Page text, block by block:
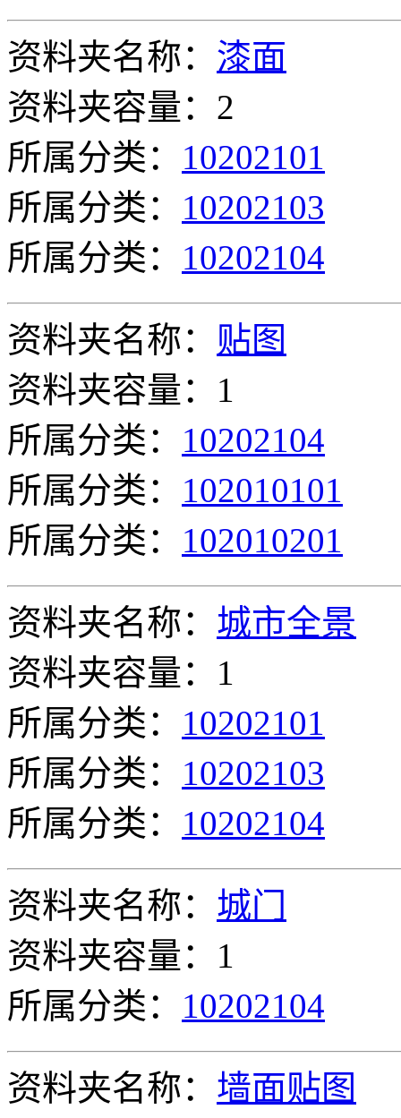
资料夹名称： 漆面
资料夹容量：2
所属分类： 10202101
所属分类： 10202103
所属分类： 10202104
资料夹名称： 贴图
资料夹容量：1
所属分类： 10202104
所属分类： 102010101
所属分类： 102010201
资料夹名称： 城市全景
资料夹容量：1
所属分类： 10202101
所属分类： 10202103
所属分类： 10202104
资料夹名称： 城门
资料夹容量：1
所属分类： 10202104
资料夹名称： 墙面贴图